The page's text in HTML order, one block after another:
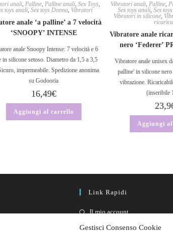
Gestisci Consenso Cookie
anali,Palline,Palline anali,Sex Toys,
toys anali, Sex toys Donna, Vibratori
anale ‘a palline’ a 7 velocità
‘SNOOPY’ INTENSE
anale Snoopy Intense: 7 velocità e 6
in silicone setoso. Diametro da 1,5 a 3,5
impermeabile. Spedizione anonima
su Godooria
16,49€
Aggiungi al carrello
Vibratori anali,Palline,
Sex toys anali,Sex
Vibratori in silicone,
Vibratore anale
nero ‘Federer’
Vibratore anale unisex
palline' in silicone
vibrazione.
(inseribile
Aggiungi
Link Rapidi
Il mio account
FAQ